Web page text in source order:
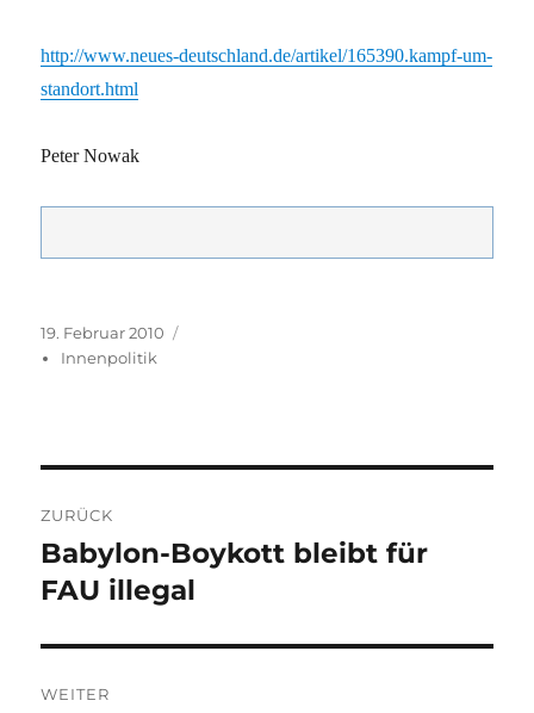
http://www.neues-deutschland.de/artikel/165390.kampf-um-
standort.html
Peter Nowak
Veröffentlicht
am
19. Februar 2010
Innenpolitik
ZURÜCK
Vorheriger
Beitrag:
Babylon-Boykott bleibt für
FAU illegal
WEITER